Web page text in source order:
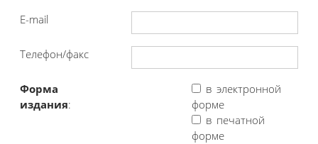
E-mail
Телефон/факс
Форма
издания:
в электронной
форме
в печатной
форме